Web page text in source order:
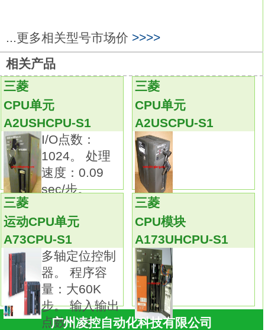
册。
除了英文字母、数字以外，还可使用特殊字
符，
进一步增强了密码的安全性。
此外，仅允许预先注册过的设备访问CPU，
从而拦截了非授权用户的非法访问
Q170MCPU-S1
因此可防止重要程序资产的流出，保护知识
产权fx2n 硬件手册。
CPU模块扩展标准RAM（最大8MB）。
可与SD存储卡同时使用。
可连续访问文件寄存器。控制轴数：最大8
轴。
示教运行功能：有（使用SV13时）。
在指定位置停止可实现速度控制功能fx2n 硬
件手册。
伺服电机可以以预先设定的速度旋转，
在启动指定位置停止指令后，
...更多相关型号市场价 >>>>
相关产品
三菱
CPU单元
A2USHCPU-S1
I/O点数：
1024。 处理
速度：0.09
sec/步。
三菱
CPU单元
A2USCPU-S1
三菱
运动CPU单元
A73CPU-S1
多轴定位控制
器。 程序容
量：大60K
步。 输入输出
点数：19
三菱
CPU模块
A173UHCPU-S1
广州凌控自动化科技有限公司